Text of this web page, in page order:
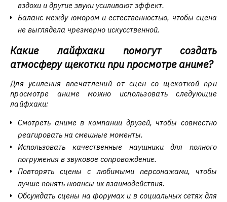
вздохи и другие звуки усиливают эффект.
Баланс между юмором и естественностью, чтобы сцена
не выглядела чрезмерно искусственной.
Какие лайфхаки помогут создать
атмосферу щекотки при просмотре аниме?
Для усиления впечатлений от сцен со щекоткой при
просмотре аниме можно использовать следующие
лайфхаки:
Смотреть аниме в компании друзей, чтобы совместно
реагировать на смешные моменты.
Использовать качественные наушники для полного
погружения в звуковое сопровождение.
Повторять сцены с любимыми персонажами, чтобы
лучше понять нюансы их взаимодействия.
Обсуждать сцены на форумах и в социальных сетях для